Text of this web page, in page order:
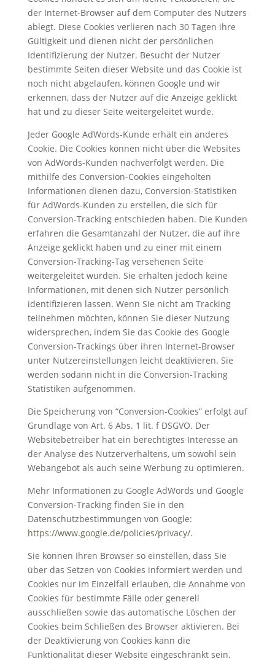
der Internet-Browser auf dem Computer des Nutzers
ablegt. Diese Cookies verlieren nach 30 Tagen ihre
Gültigkeit und dienen nicht der persönlichen
Identifizierung der Nutzer. Besucht der Nutzer
bestimmte Seiten dieser Website und das Cookie ist
noch nicht abgelaufen, können Google und wir
erkennen, dass der Nutzer auf die Anzeige geklickt
hat und zu dieser Seite weitergeleitet wurde.
Jeder Google AdWords-Kunde erhält ein anderes
Cookie. Die Cookies können nicht über die Websites
von AdWords-Kunden nachverfolgt werden. Die
mithilfe des Conversion-Cookies eingeholten
Informationen dienen dazu, Conversion-Statistiken
für AdWords-Kunden zu erstellen, die sich für
Conversion-Tracking entschieden haben. Die Kunden
erfahren die Gesamtanzahl der Nutzer, die auf ihre
Anzeige geklickt haben und zu einer mit einem
Conversion-Tracking-Tag versehenen Seite
weitergeleitet wurden. Sie erhalten jedoch keine
Informationen, mit denen sich Nutzer persönlich
identifizieren lassen. Wenn Sie nicht am Tracking
teilnehmen möchten, können Sie dieser Nutzung
widersprechen, indem Sie das Cookie des Google
Conversion-Trackings über ihren Internet-Browser
unter Nutzereinstellungen leicht deaktivieren. Sie
werden sodann nicht in die Conversion-Tracking
Statistiken aufgenommen.
Die Speicherung von “Conversion-Cookies” erfolgt auf
Grundlage von Art. 6 Abs. 1 lit. f DSGVO. Der
Websitebetreiber hat ein berechtigtes Interesse an
der Analyse des Nutzerverhaltens, um sowohl sein
Webangebot als auch seine Werbung zu optimieren.
Mehr Informationen zu Google AdWords und Google
Conversion-Tracking finden Sie in den
Datenschutzbestimmungen von Google:
https://www.google.de/policies/privacy/.
Sie können Ihren Browser so einstellen, dass Sie
über das Setzen von Cookies informiert werden und
Cookies nur im Einzelfall erlauben, die Annahme von
Cookies für bestimmte Fälle oder generell
ausschließen sowie das automatische Löschen der
Cookies beim Schließen des Browser aktivieren. Bei
der Deaktivierung von Cookies kann die
Funktionalität dieser Website eingeschränkt sein.